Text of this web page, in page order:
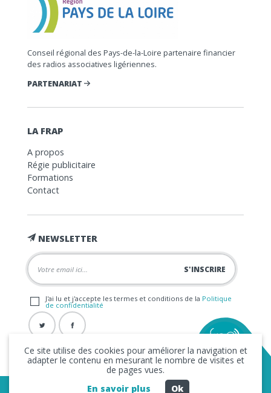
Conseil régional des Pays-de-la-Loire partenaire financier
des radios associatives ligériennes.
PARTENARIAT
LA FRAP
A propos
Régie publicitaire
Formations
Contact
NEWSLETTER
J'ai lu et j'accepte les termes et conditions de la Politique
de confidentialité
Copyright © 2026 La FRAP -Mentions légales
Ce site utilise des cookies pour améliorer la navigation et
adapter le contenu en mesurant le nombre de visites et
de pages vues.
En savoir plus
Ok